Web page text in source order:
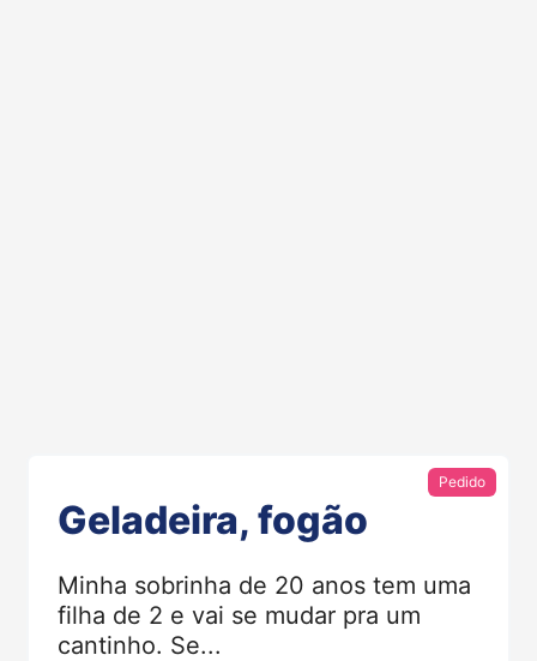
Pedido
Geladeira, fogão
Minha sobrinha de 20 anos tem uma
filha de 2 e vai se mudar pra um
cantinho. Se...